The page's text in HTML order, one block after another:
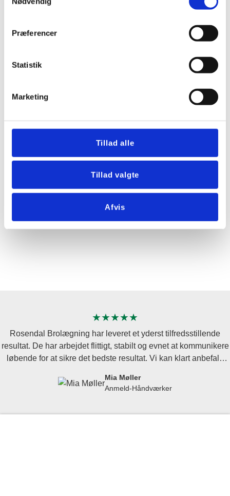
Præferencer
Statistik
Marketing
Tillad alle
Tillad valgte
Afvis
★★★★★
Rosendal Brolægning har leveret et yderst tilfredsstillende
resultat. De har arbejdet flittigt, stabilt og evnet at kommunikere
løbende for at sikre det bedste resultat. Vi kan klart anbefale
Mia Møller
Anmeld-Håndværker